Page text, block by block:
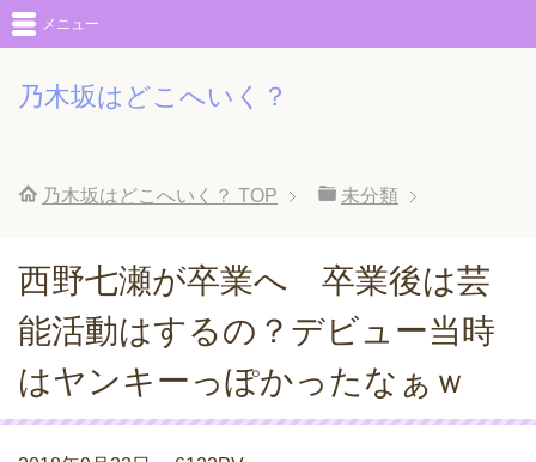
乃木坂はどこへいく？
メニュー
乃木坂はどこへいく？ TOP 未分類
西野七瀬が卒業へ 卒業後は芸
能活動はするの？デビュー当時
はヤンキーっぽかったなぁｗ